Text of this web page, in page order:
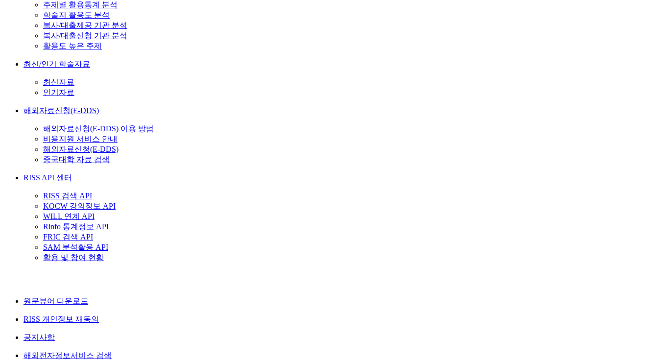
주제별 활용통계 분석
학술지 활용도 분석
복사/대출제공 기관 분석
복사/대출신청 기관 분석
활용도 높은 주제
최신/인기 학술자료
최신자료
인기자료
해외자료신청(E-DDS)
해외자료신청(E-DDS) 이용 방법
비용지원 서비스 안내
해외자료신청(E-DDS)
중국대학 자료 검색
RISS API 센터
RISS 검색 API
KOCW 강의정보 API
WILL 연계 API
Rinfo 통계정보 API
FRIC 검색 API
SAM 분석활용 API
활용 및 참여 현황
원문뷰어 다운로드
RISS 개인정보 재동의
공지사항
해외전자정보서비스 검색